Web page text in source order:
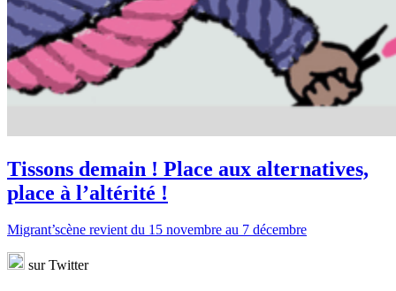
Tissons demain ! Place aux alternatives,
place à l’altérité !
Migrant’scène revient du 15 novembre au 7 décembre
sur Twitter